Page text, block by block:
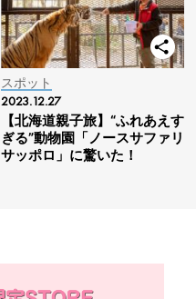
スポット
2023.12.27
【北海道親子旅】“ふれあえす
ぎる”動物園「ノースサファリ
サッポロ」に驚いた！